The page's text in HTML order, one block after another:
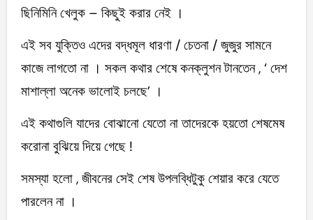
ছিনিমিনি খেলুক – কিছুই করার নেই ।
এই সব যুক্তিও এদের বদ্ধমূল ধারণা / চেতনা / জুজুর সামনে
কাজে লাগতো না । সকল কথার শেষে কনক্লুশন টানতেন , ‘ দেশ
মাশাল্লা অনেক ভালোই চলছে’ ।
এই কথাগুলি যাদের বোঝানো যেতো না তাদেরকে হয়তো শেষমেষ
করোনা বুঝিয়ে দিয়ে গেছে !
সমস্যা হলো , জীবনের সেই শেষ উপলব্ধিটুকু শেয়ার করে যেতে
পারলেন না ।